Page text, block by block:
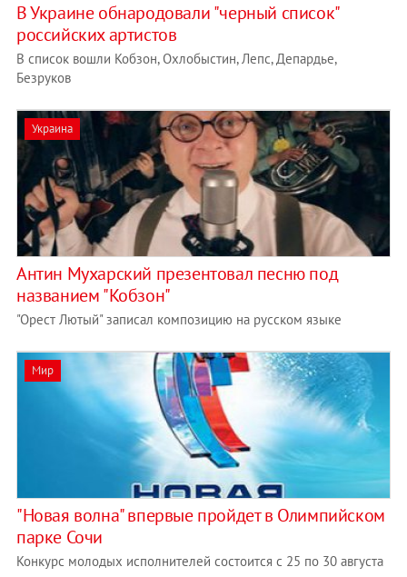
В Украине обнародовали "черный список"
российских артистов
В список вошли Кобзон, Охлобыстин, Лепс, Депардье,
Безруков
Украина
Антин Мухарский презентовал песню под
названием "Кобзон"
"Орест Лютый" записал композицию на русском языке
Мир
"Новая волна" впервые пройдет в Олимпийском
парке Сочи
Конкурс молодых исполнителей состоится с 25 по 30 августа